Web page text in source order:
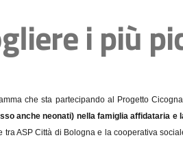
i più
che sta partecipando al Progetto
anche neonati) nella famiglia affidataria
ASP Città di Bologna e la cooperativa